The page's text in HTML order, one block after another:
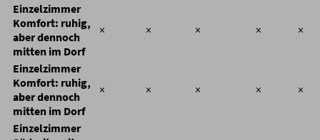
Einzelzimmer
Komfort: ruhig,
aber dennoch
mitten im Dorf
× × × × ×
Einzelzimmer
Komfort: ruhig,
aber dennoch
mitten im Dorf
× × × × ×
Einzelzimmer